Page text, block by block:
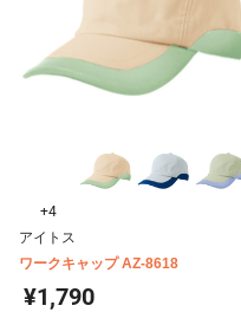
+4
アイトス
ワークキャップ AZ-8618
¥1,790